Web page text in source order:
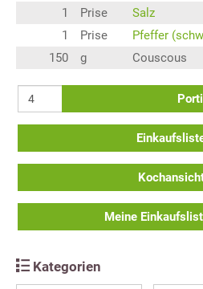
1
Prise
Salz
1
Prise
Pfeffer
150
g Couscous
Meine
Kategorien